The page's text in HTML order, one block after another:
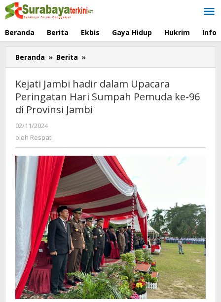
Lewati
ke
Beranda Berita Ekbis Gaya Hidup Hukrim Info
Beranda » Berita »
Jambi
hadir
dalam
Upacara
Peringatan
ke-
96
di
Provinsi
Jambi
Kejati Jambi hadir dalam Upacara
Peringatan Hari Sumpah Pemuda ke-96
di Provinsi Jambi
02/11/2024
oleh Respati